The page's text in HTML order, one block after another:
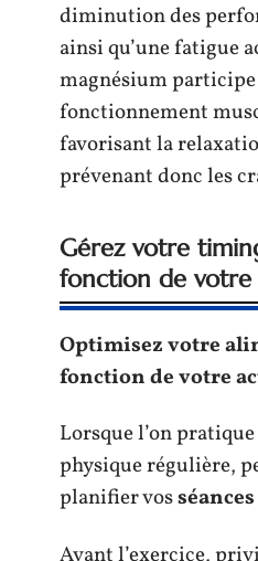
diminution des
ainsi qu’une fatigue
magnésium participe
fonctionnement
favorisant la
prévenant donc les
Gérez votre
fonction de votre
Optimisez votre
fonction de votre
Lorsque l’on
physique régulière,
planifier vos